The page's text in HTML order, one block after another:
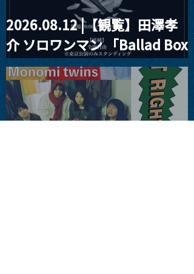
2026.08.12 |【観覧】田澤孝
介 ソロワンマン 「Ballad Box
2026」